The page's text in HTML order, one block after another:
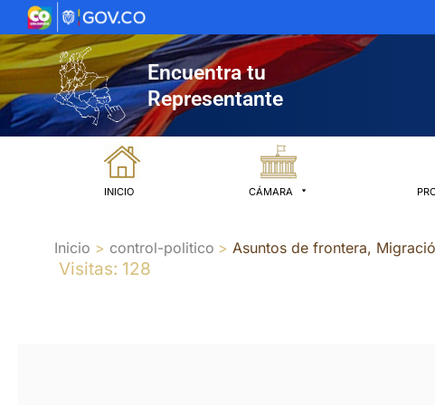
al
contenido
Encuentra tu
Representante
INICIO CÁMARA
Inicio control-politico Asuntos de frontera,
Visitas: 128